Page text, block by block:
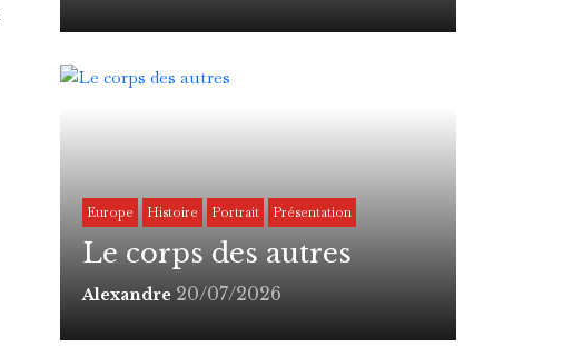
Europe Histoire Portrait Présentation
Le corps des autres
Alexandre 20/07/2026